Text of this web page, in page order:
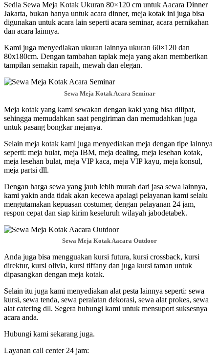
Sedia Sewa Meja Kotak Ukuran 80×120 cm untuk Aacara Dinner
Jakarta, bukan hanya untuk acara dinner, meja kotak ini juga bisa
digunakan untuk acara lain seperti acara seminar, acara pernikahan
dan acara lainnya.
Kami juga menyediakan ukuran lainnya ukuran 60×120 dan
80x180cm. Dengan tambahan taplak meja yang akan memberikan
tampilan semakin rapaih, mewah dan elegan.
Sewa Meja Kotak Acara Seminar
Meja kotak yang kami sewakan dengan kaki yang bisa dilipat,
sehingga memudahkan saat pengiriman dan memudahkan juga
untuk pasang bongkar mejanya.
Selain meja kotak kami juga menyediakan meja dengan tipe lainnya
seperti: meja bulat, meja IBM, meja dealing, meja lesehan kotak,
meja lesehan bulat, meja VIP kaca, meja VIP kayu, meja konsul,
meja partsi dll.
Dengan harga sewa yang jauh lebih murah dari jasa sewa lainnya,
kami yakin anda tidak akan kecewa apalagi pelayanan kami selalu
mengutamakan kepuasan costumer, dengan pelayanan 24 jam,
respon cepat dan siap kirim keseluruh wilayah jabodetabek.
Sewa Meja Kotak Aacara Outdoor
Anda juga bisa mengguakan kursi futura, kursi crossback, kursi
direktur, kursi olivia, kursi tiffany dan juga kursi taman untuk
dipasangkan dengan meja kotak.
Selain itu juga kami menyediakan alat pesta lainnya seperti: sewa
kursi, sewa tenda, sewa peralatan dekorasi, sewa alat prokes, sewa
alat catering dll. Segera hubungi kami untuk mensuport suksesnya
acara anda.
Hubungi kami sekarang juga.
Layanan call center 24 jam: